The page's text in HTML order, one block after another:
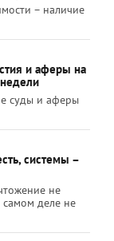
– наличие
и аферы на
суды и аферы
системы –
не
самом деле не